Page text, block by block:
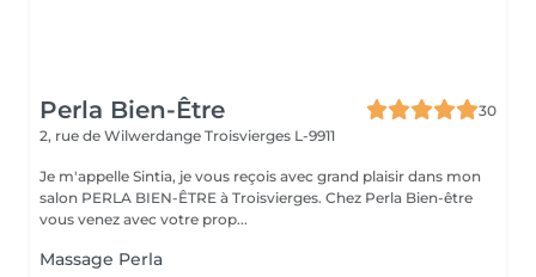
Perla Bien-Être
30
2, rue de Wilwerdange Troisvierges L-9911
Je m'appelle Sintia, je vous reçois avec grand plaisir dans mon
salon PERLA BIEN-ÊTRE à Troisvierges. Chez Perla Bien-être
vous venez avec votre prop...
Massage Perla